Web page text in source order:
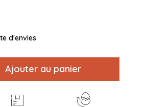
d'envies
Ajouter au panier